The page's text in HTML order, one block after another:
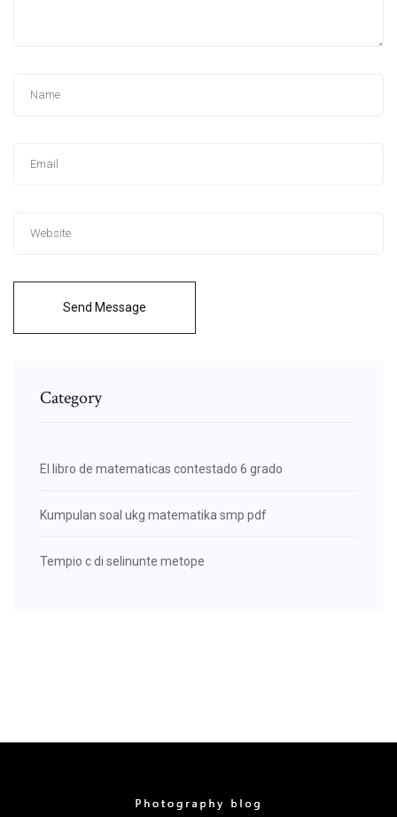
Send Message
Category
El libro de matematicas contestado 6 grado
Kumpulan soal ukg matematika smp pdf
Tempio c di selinunte metope